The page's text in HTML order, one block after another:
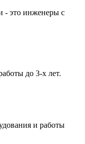
- это инженеры с
до 3-х лет.
и работы